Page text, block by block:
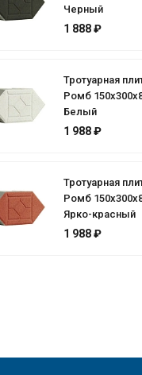
Черный
1 888 ₽
Тротуарная
Ромб
Белый
1 988 ₽
Тротуарная
Ромб
Ярко-красный
1 988 ₽